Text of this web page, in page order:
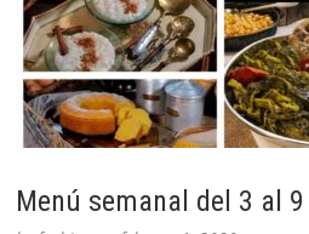
Menú semanal del 3 al